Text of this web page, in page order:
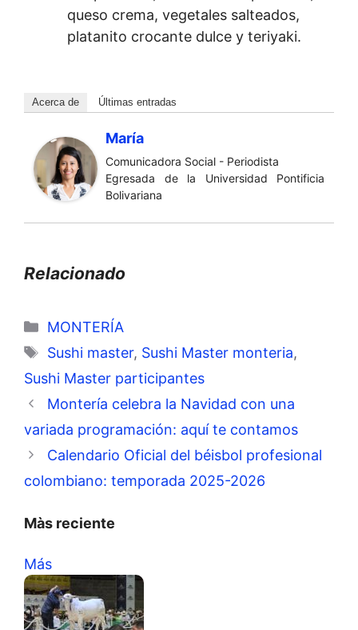
queso crema, vegetales salteados,
platanito crocante dulce y teriyaki.
Acerca de Últimas entradas
María
Comunicadora Social - Periodista
Egresada de la Universidad Pontificia
Bolivariana
Relacionado
Categorías
MONTERÍA
Etiquetas
Sushi master, Sushi Master monteria,
Sushi Master participantes
Montería celebra la Navidad con una
variada programación: aquí te contamos
Calendario Oficial del béisbol profesional
colombiano: temporada 2025-2026
Màs reciente
Más